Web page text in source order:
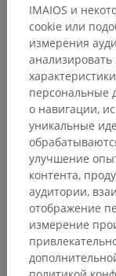
IMAIOS и
cookie или
измерения
персональные
о навигации,
уникальные
улучшение
контента,
аудитории,
отображение
измерение